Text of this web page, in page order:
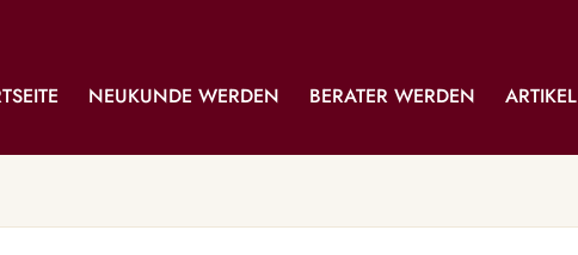
NEUKUNDE WERDEN BERATER WERDEN ARTIKEL